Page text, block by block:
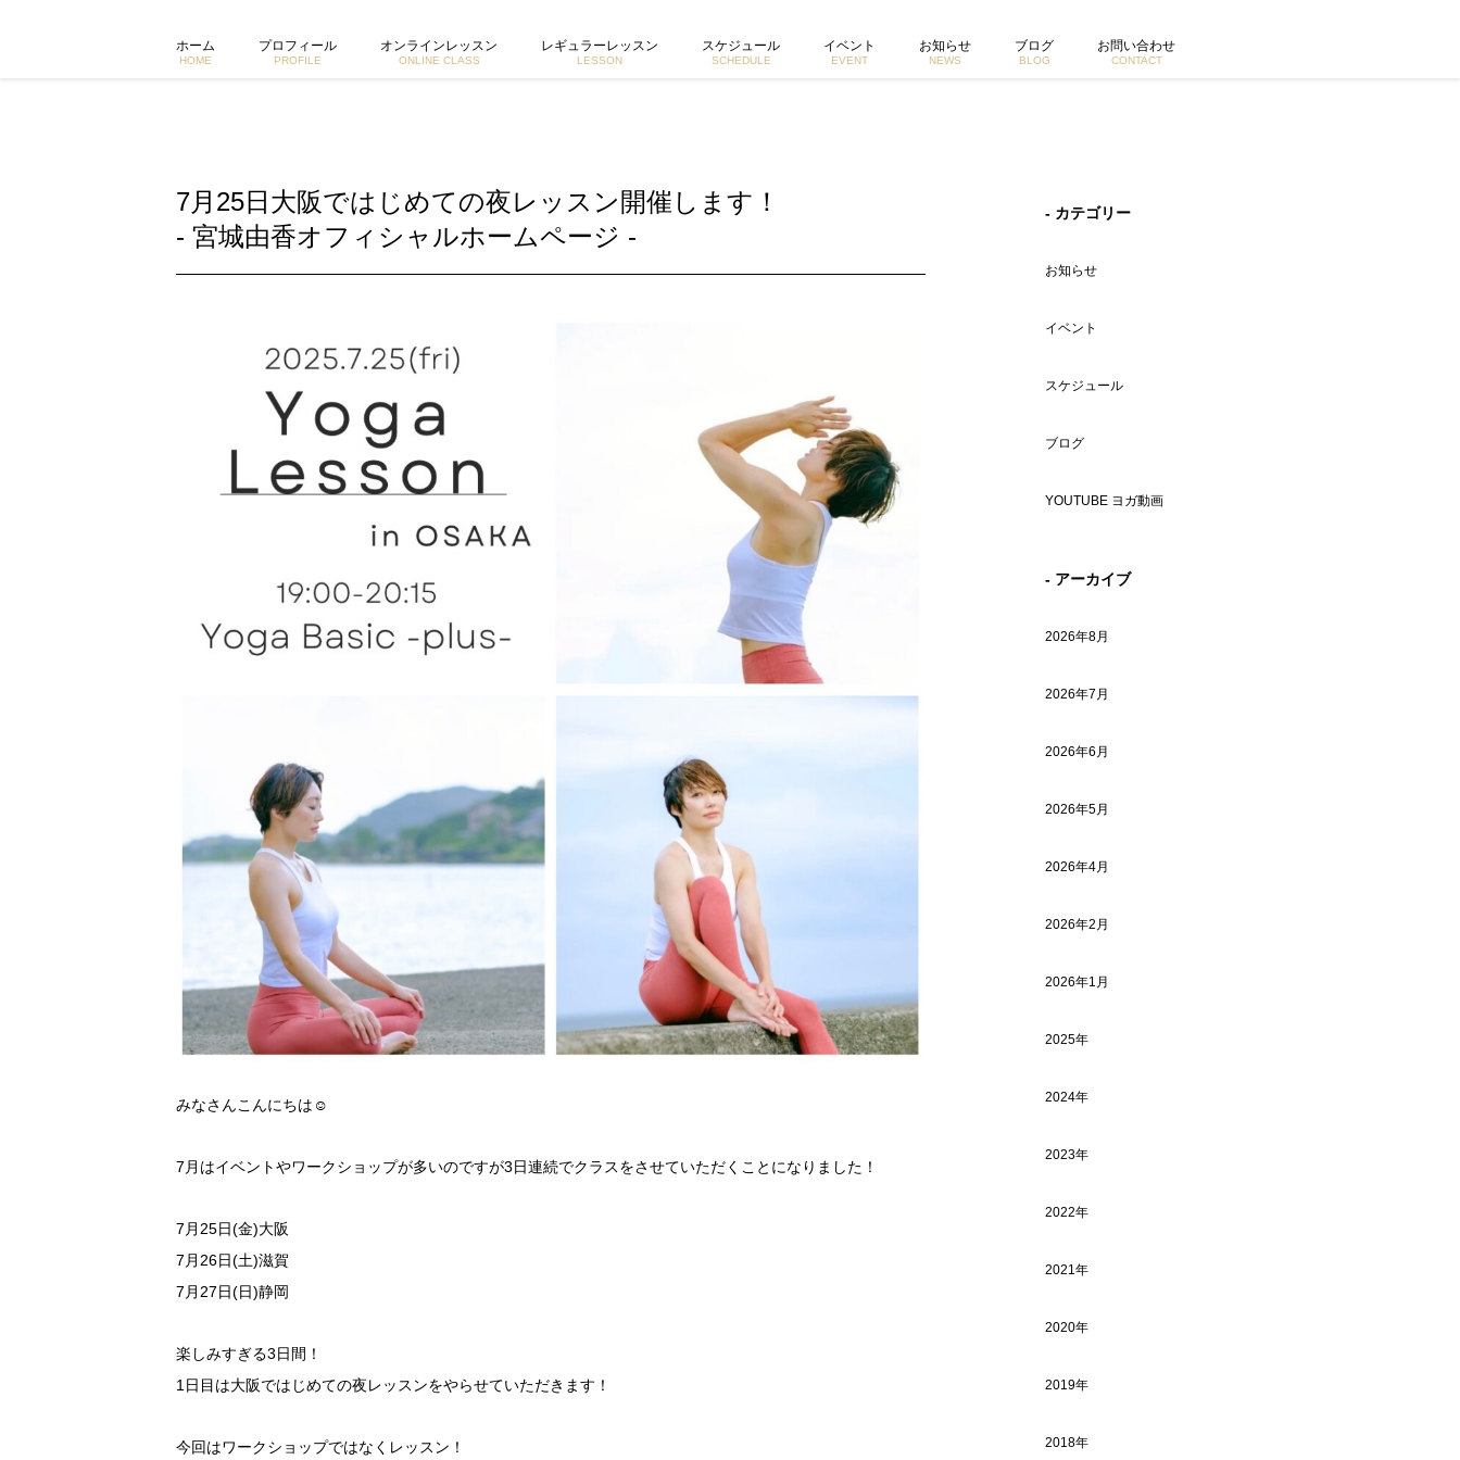
ホーム
HOME
プロフィール
PROFILE
オンラインレッスン
ONLINE CLASS
レギュラーレッスン
LESSON
スケジュール
SCHEDULE
イベント
EVENT
お知らせ
NEWS
ブログ
BLOG
お問い合わせ
CONTACT
7月25日大阪ではじめての夜レッスン開催します！
- 宮城由香オフィシャルホームページ -
みなさんこんにちは☺
7月はイベントやワークショップが多いのですが3日連続でクラスをさせていただくことになりました！
7月25日(金)大阪
7月26日(土)滋賀
7月27日(日)静岡
楽しみすぎる3日間！
1日目は大阪ではじめての夜レッスンをやらせていただきます！
今回はワークショップではなくレッスン！
- カテゴリー
お知らせ
イベント
スケジュール
ブログ
YOUTUBE ヨガ動画
- アーカイブ
2026年8月
2026年7月
2026年6月
2026年5月
2026年4月
2026年2月
2026年1月
2025年
2024年
2023年
2022年
2021年
2020年
2019年
2018年